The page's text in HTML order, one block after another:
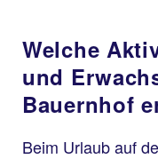
Welche
und
Bauernhof
Beim Urlaub auf